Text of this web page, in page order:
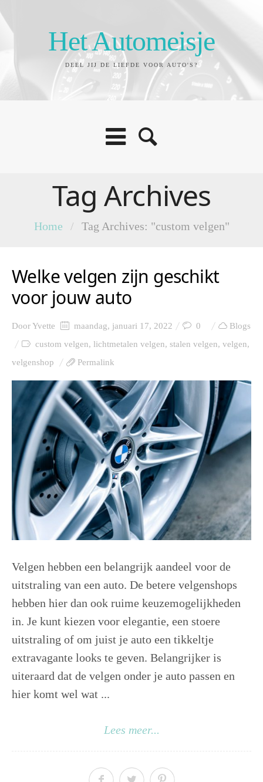
Het Automeisje
DEEL JIJ DE LIEFDE VOOR AUTO'S?
Tag Archives
Home / Tag Archives: "custom velgen"
Welke velgen zijn geschikt
voor jouw auto
DoorYvette maandag, januari 17, 2022 0
Blogs
custom velgen, lichtmetalen velgen, stalen velgen, velgen,
velgenshop
Permalink
Velgen hebben een belangrijk aandeel voor de
uitstraling van een auto. De betere velgenshops
hebben hier dan ook ruime keuzemogelijkheden
in. Je kunt kiezen voor elegantie, een stoere
uitstraling of om juist je auto een tikkeltje
extravagante looks te geven. Belangrijker is
uiteraard dat de velgen onder je auto passen en
hier komt wel wat ...
Lees meer...